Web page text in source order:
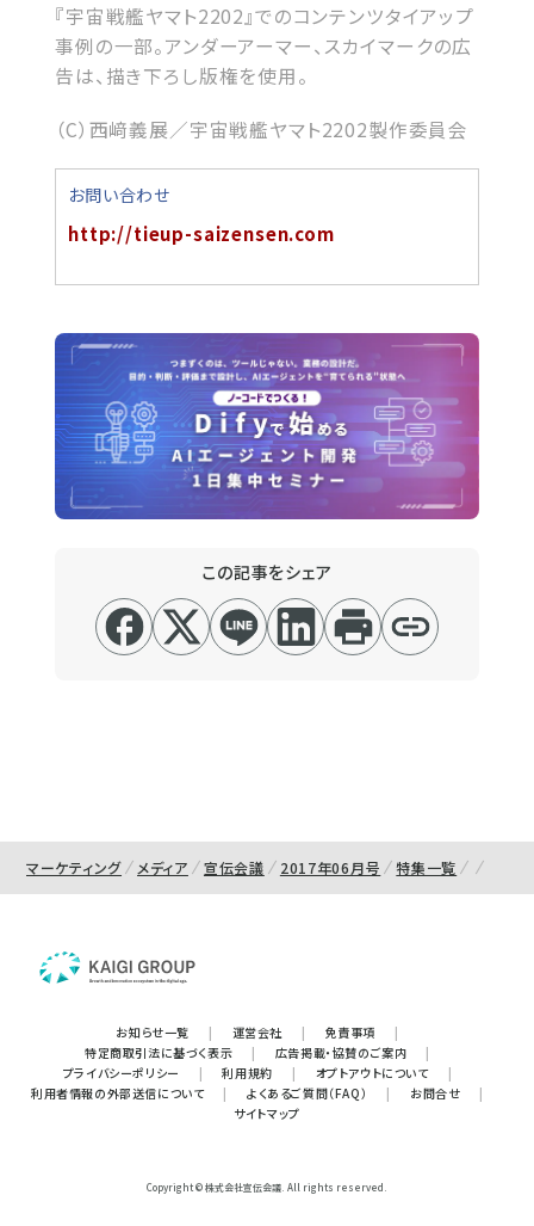
『宇宙戦艦ヤマト2202』でのコンテンツタイアップ
事例の一部。アンダーアーマー、スカイマークの広
告は、描き下ろし版権を使用。
（C）西﨑義展／宇宙戦艦ヤマト2202製作委員会
お問い合わせ
http://tieup-saizensen.com
この記事をシェア
マーケティング メディア 宣伝会議 2017年06月号 特集一覧
お知らせ一覧 | 運営会社 | 免責事項
|
特定商取引法に基づく表示
| 広告掲載・協賛のご案内
|
プライバシーポリシー
| 利用規約 | オプトアウトについて
|
利用者情報の外部送信について
| よくあるご質問（FAQ） | お問合せ
|
サイトマップ
Copyright © 株式会社宣伝会議. All rights reserved.